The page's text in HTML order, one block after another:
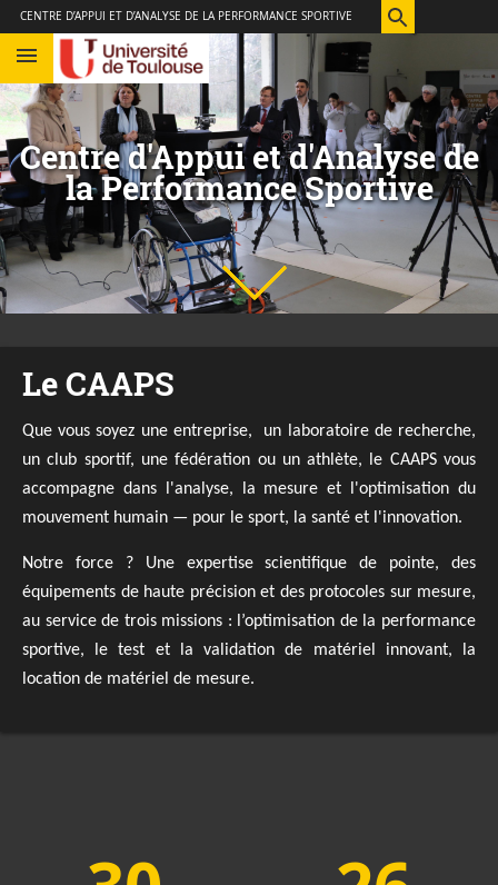
Aller
au
contenu
Navigation
Accès
directs
Connexion
CENTRE D’APPUI ET D’ANALYSE DE LA PERFORMANCE SPORTIVE
Centre d'Appui et d'Analyse de
la Performance Sportive
Le CAAPS
Que vous soyez une entreprise, un laboratoire de recherche,
un club sportif, une fédération ou un athlète, le CAAPS vous
accompagne dans l'analyse, la mesure et l'optimisation du
mouvement humain — pour le sport, la santé et l'innovation.
Notre force ? Une expertise scientifique de pointe, des
équipements de haute précision et des protocoles sur mesure,
au service de trois missions : l’optimisation de la performance
sportive, le test et la validation de matériel innovant, la
location de matériel de mesure.